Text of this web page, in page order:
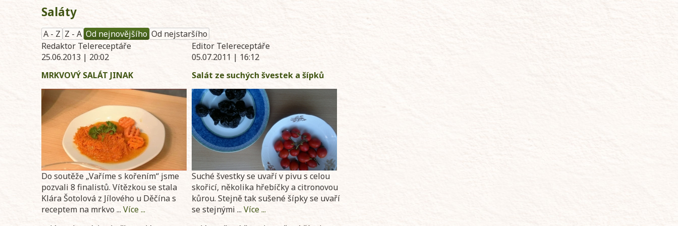
Saláty
A - Z Z - A Od nejnovějšího Od nejstaršího
Redaktor Telereceptáře
25.06.2013 | 20:02
MRKVOVÝ SALÁT JINAK
Do soutěže „Vaříme s kořením“ jsme
pozvali 8 finalistů. Vítězkou se stala
Klára Šotolová z Jílového u Děčína s
receptem na mrkvo ... Více ...
Editor Telereceptáře
05.07.2011 | 16:12
Salát ze suchých švestek a šípků
Suché švestky se uvaří v pivu s celou
skořicí, několika hřebíčky a citronovou
kůrou. Stejně tak sušené šípky se uvaří
se stejnými ... Více ...